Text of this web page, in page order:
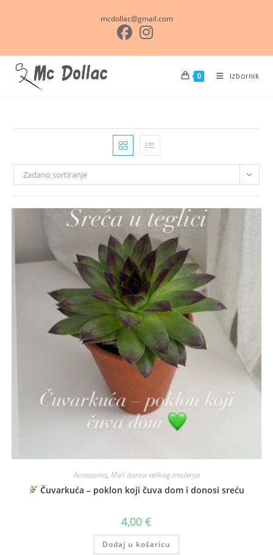
mcdollac@gmail.com
0 izbornik
Zadano sortiranje
Accessories, Mali darovi velikog značenja
Čuvarkuća – poklon koji čuva dom i donosi sreću
4,00 €
Dodaj u košaricu